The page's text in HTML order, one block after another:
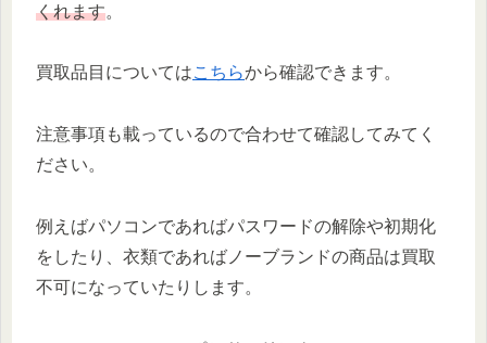
くれます。
買取品目についてはこちらから確認できます。
注意事項も載っているので合わせて確認してみてく
ださい。
例えばパソコンであればパスワードの解除や初期化
をしたり、衣類であればノーブランドの商品は買取
不可になっていたりします。